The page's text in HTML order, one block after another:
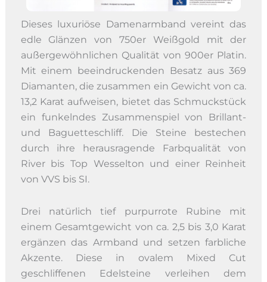
Dieses luxuriöse Damenarmband vereint das
edle Glänzen von 750er Weißgold mit der
außergewöhnlichen Qualität von 900er Platin.
Mit einem beeindruckenden Besatz aus 369
Diamanten, die zusammen ein Gewicht von ca.
13,2 Karat aufweisen, bietet das Schmuckstück
ein funkelndes Zusammenspiel von Brillant-
und Baguetteschliff. Die Steine bestechen
durch ihre herausragende Farbqualität von
River bis Top Wesselton und einer Reinheit
von VVS bis SI.
Drei natürlich tief purpurrote Rubine mit
einem Gesamtgewicht von ca. 2,5 bis 3,0 Karat
ergänzen das Armband und setzen farbliche
Akzente. Diese in ovalem Mixed Cut
geschliffenen Edelsteine verleihen dem